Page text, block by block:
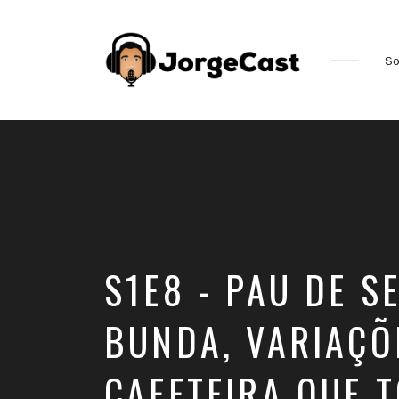
S1E8 - PAU DE
BUNDA,